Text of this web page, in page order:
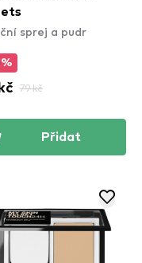
sprej a pudr
79 kč
Přidat